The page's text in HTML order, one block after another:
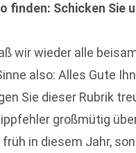
finden: Schicken Sie
wir wieder alle
also: Alles Gute
Sie dieser Rubrik
großmütig
in diesem Jahr,